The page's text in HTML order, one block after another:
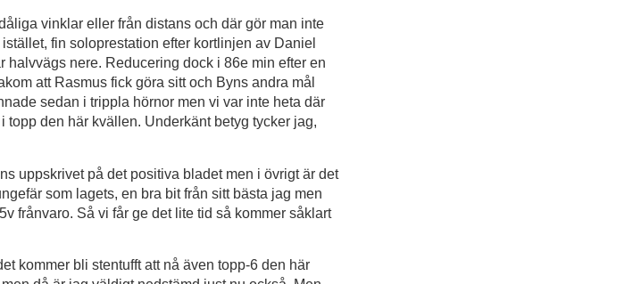
vinklar eller från distans och där gör man inte
fin soloprestation efter kortlinjen av Daniel
nere. Reducering dock i 86e min efter en
att Rasmus fick göra sitt och Byns andra mål
sedan i trippla hörnor men vi var inte heta där
den här kvällen. Underkänt betyg tycker jag,
uppskrivet på det positiva bladet men i övrigt är det
som lagets, en bra bit från sitt bästa jag men
frånvaro. Så vi får ge det lite tid så kommer såklart
kommer bli stentufft att nå även topp-6 den här